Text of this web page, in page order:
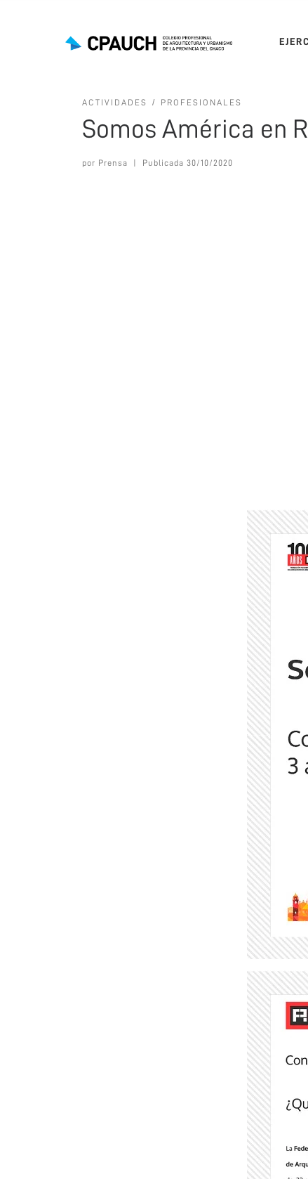
ACTIVIDADES PROFESIONALES
Somos América en
por Prensa Publicada 30/10/2020